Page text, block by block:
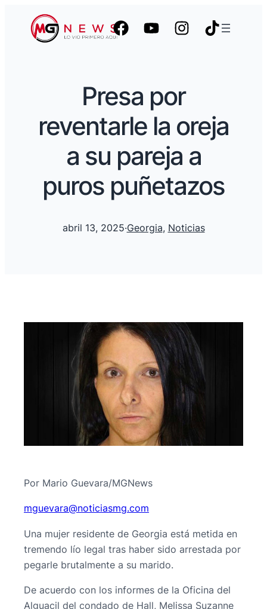
Presa por
reventarle la oreja
a su pareja a
puros puñetazos
abril 13, 2025·Georgia, Noticias
Por Mario Guevara/MGNews
moc.gmsaiciton
@araveugm
Una mujer residente de Georgia está metida en
tremendo lío legal tras haber sido arrestada por
pegarle brutalmente a su marido.
De acuerdo con los informes de la Oficina del
Alguacil del condado de Hall, Melissa Suzanne